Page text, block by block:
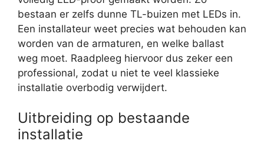
bestaan er zelfs dunne TL-buizen met LEDs in.
Een installateur weet precies wat behouden kan
worden van de armaturen, en welke ballast
weg moet. Raadpleeg hiervoor dus zeker een
professional, zodat u niet te veel klassieke
installatie overbodig verwijdert.
Uitbreiding op bestaande
installatie